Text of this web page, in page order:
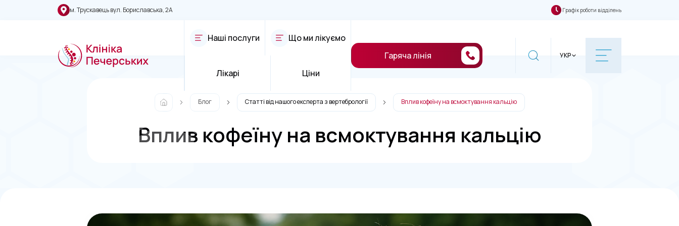
м. Трускавець вул. Бориславська, 2А Графік роботи відділень
Наші послуги Що ми лікуємо
Лікарі Ціни
Гаряча лінія УКР
Блог Статті від нашого експерта з вертебрології Вплив кофеїну на всмоктування кальцію
Вплив кофеїну на всмоктування кальцію